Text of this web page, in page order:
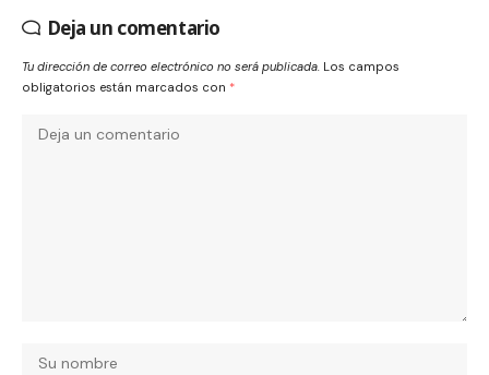
Deja un comentario
Tu dirección de correo electrónico no será publicada. Los campos
obligatorios están marcados con *